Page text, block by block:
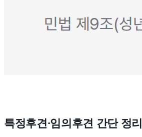
특정후견·임의후견 간단 정리